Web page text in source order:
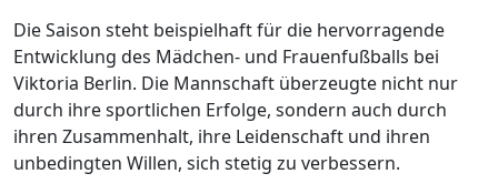
Die Saison steht beispielhaft für die hervorragende
Entwicklung des Mädchen- und Frauenfußballs bei
Viktoria Berlin. Die Mannschaft überzeugte nicht nur
durch ihre sportlichen Erfolge, sondern auch durch
ihren Zusammenhalt, ihre Leidenschaft und ihren
unbedingten Willen, sich stetig zu verbessern.